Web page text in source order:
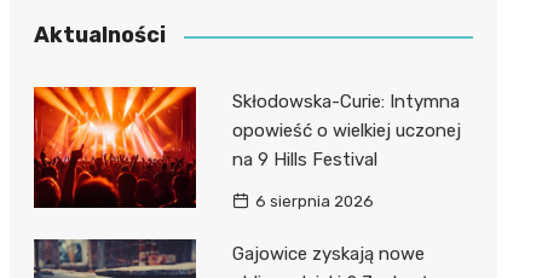
miasta
Policja
Aktualności
Skłodowska-Curie: Intymna
opowieść o wielkiej uczonej
na 9 Hills Festival
6 sierpnia 2026
Gajowice zyskają nowe